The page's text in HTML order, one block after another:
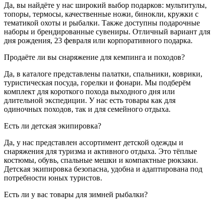
Да, вы найдёте у нас широкий выбор подарков: мультитулы,
топоры, термосы, качественные ножи, бинокли, кружки с
тематикой охоты и рыбалки. Также доступны подарочные
наборы и брендированные сувениры. Отличный вариант для
дня рождения, 23 февраля или корпоративного подарка.
Продаёте ли вы снаряжение для кемпинга и походов?
Да, в каталоге представлены палатки, спальники, коврики,
туристическая посуда, горелки и фонари. Мы подберём
комплект для короткого похода выходного дня или
длительной экспедиции. У нас есть товары как для
одиночных походов, так и для семейного отдыха.
Есть ли детская экипировка?
Да, у нас представлен ассортимент детской одежды и
снаряжения для туризма и активного отдыха. Это тёплые
костюмы, обувь, спальные мешки и компактные рюкзаки.
Детская экипировка безопасна, удобна и адаптирована под
потребности юных туристов.
Есть ли у вас товары для зимней рыбалки?